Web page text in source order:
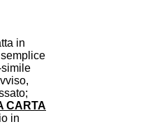
in
simile
CARTA
in